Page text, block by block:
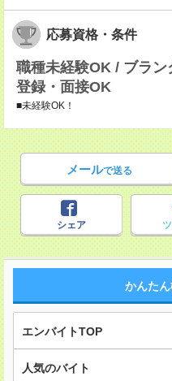
応募資格・条件
職種未経験OK / ブラ
登録・面接OK
■未経験OK！
メールで送る
シェア
かんた
エンバイトTOP
人気のバイト